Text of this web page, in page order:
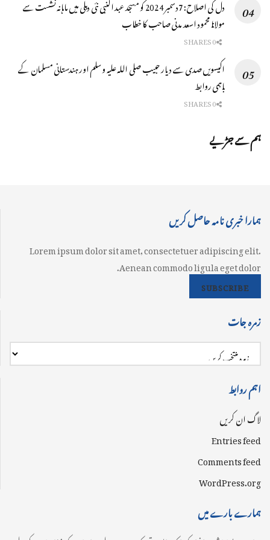
دل کی اصلاح: 7دسمبر 2024 کو مسجد عبد النبی نئی دہلی میں ماہانہ نشست سے
مولانا محمود اسعد مدنی صاحب کا خطاب
اکیسویں صدی سے دیار حبیب صلی اللہ علیہ وسلم اور ہندستانی مسلمان کے
باہمی روابط
ہم سے جڑیے
ہمارا خبری نامہ حاصل کریں
Lorem ipsum dolor sit amet, consectetuer adipiscing elit.
Aenean commodo ligula eget dolor.
SUBSCRIBE
زمرہ جات
اہم روابط
لاگ ان کریں
Entries feed
Comments feed
WordPress.org
ہمارے بارے میں